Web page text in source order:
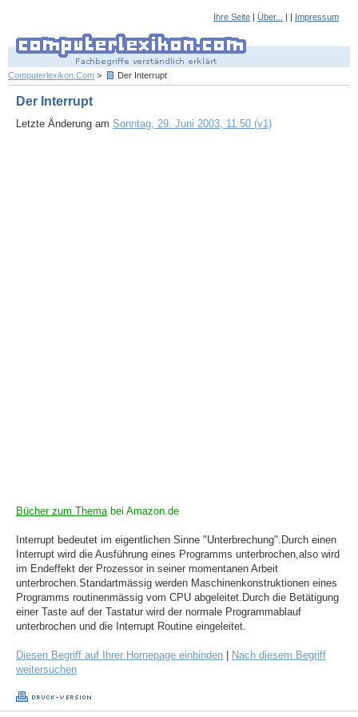
Ihre Seite | Über... | | Impressum
Computerlexikon.Com > Der Interrupt
Der Interrupt
Letzte Änderung am Sonntag, 29. Juni 2003, 11:50 (v1)
Bücher zum Themabei Amazon.de
Interrupt bedeutet im eigentlichen Sinne "Unterbrechung".Durch einen
Interrupt wird die Ausführung eines Programms unterbrochen,also wird
im Endeffekt der Prozessor in seiner momentanen Arbeit
unterbrochen.Standartmässig werden Maschinenkonstruktionen eines
Programms routinenmässig vom CPU abgeleitet.Durch die Betätigung
einer Taste auf der Tastatur wird der normale Programmablauf
unterbrochen und die Interrupt Routine eingeleitet.
Diesen Begriff auf Ihrer Homepage einbinden
Nach diesem Begriff
weitersuchen